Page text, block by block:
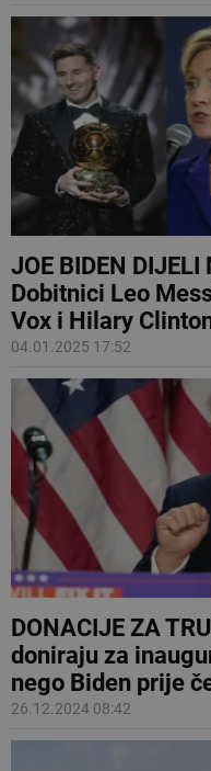
JOE BIDEN DIJELI
Dobitnici Leo
Vox i Hilary
04.01.2025 17:52
DONACIJE ZA
doniraju za
nego Biden prije
26.12.2024 08:42